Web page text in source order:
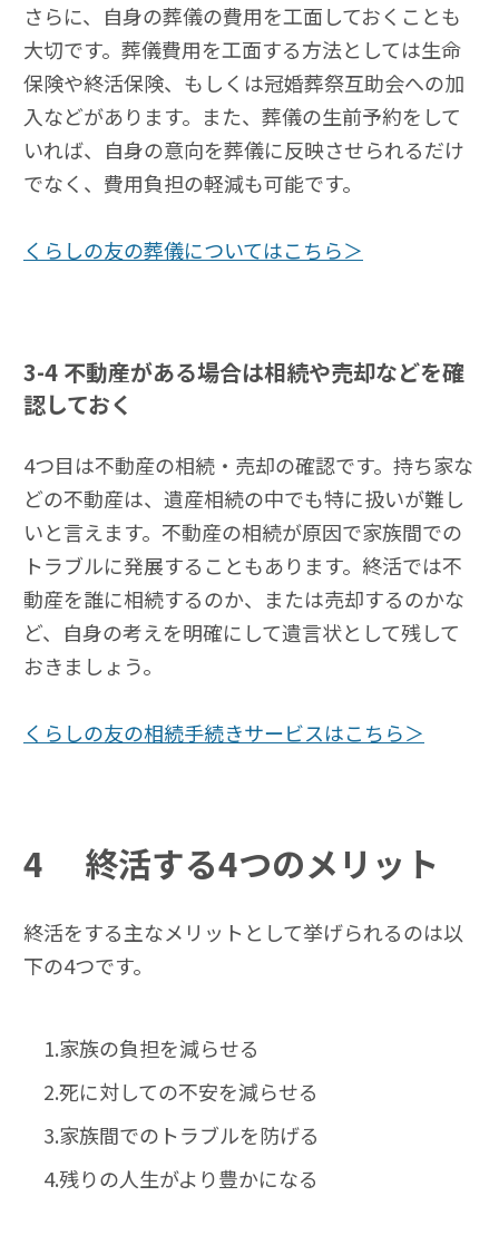
さらに、自身の葬儀の費用を工面しておくことも
大切です。葬儀費用を工面する方法としては生命
保険や終活保険、もしくは冠婚葬祭互助会への加
入などがあります。また、葬儀の生前予約をして
いれば、自身の意向を葬儀に反映させられるだけ
でなく、費用負担の軽減も可能です。
くらしの友の葬儀についてはこちら＞
3-4 不動産がある場合は相続や売却などを確
認しておく
4つ目は不動産の相続・売却の確認です。持ち家な
どの不動産は、遺産相続の中でも特に扱いが難し
いと言えます。不動産の相続が原因で家族間での
トラブルに発展することもあります。終活では不
動産を誰に相続するのか、または売却するのかな
ど、自身の考えを明確にして遺言状として残して
おきましょう。
くらしの友の相続手続きサービスはこちら＞
4 終活する4つのメリット
終活をする主なメリットとして挙げられるのは以
下の4つです。
1.家族の負担を減らせる
2.死に対しての不安を減らせる
3.家族間でのトラブルを防げる
4.残りの人生がより豊かになる